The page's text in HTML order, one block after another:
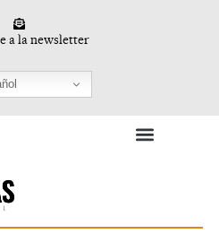
a la newsletter